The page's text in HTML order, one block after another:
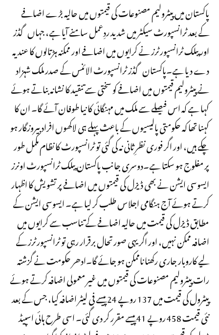
پاکستان میں پیٹرولیم مصنوعات کی قیمتوں میں حالیہ بڑے اضافے
کے بعد ٹرانسپورٹ سیکٹر میں شدید ردِعمل سامنے آیا ہے، جہاں گڈز
اور پبلک ٹرانسپورٹرز نے کرایوں میں اضافے اور ممکنہ ہڑتالوں کا عندیہ
دے دیا ہے۔پاکستان گڈز ٹرانسپورٹ الائنس کے صدر ملک شہزاد
نے پیٹرولیم قیمتوں میں اضافے کو سختی سے تنقید کا نشانہ بناتے ہوئے
کہا ہے کہ اس فیصلے سے ملک میں مہنگائی کا نیا طوفان آئے گا۔ ان کا
کہنا تھا کہ حکومتی پالیسیوں کے باعث پہلے ہی لاکھوں افراد بیروزگار ہو
چکے ہیں، اور اگر فوری نظرِ ثانی نہ کی گئی تو ٹرانسپورٹ کا نظام مکمل طور
پر مفلوج ہو سکتا ہے۔دوسری جانب پاکستان پبلک ٹرانسپورٹ اونرز
ایسوسی ایشن نے بھی ڈیزل کی قیمتوں میں اضافے پر تشویش کا اظہار
کرتے ہوئے آج ہنگامی اجلاس طلب کر لیا ہے۔ ایسوسی ایشن کے
مطابق ڈیزل کی قیمت میں حالیہ اضافے کے تناسب سے کرایوں میں
اضافہ ممکن نہیں، اور اگر یہی صورتحال برقرار رہی تو ٹرانسپورٹرز کے
لیے کاروبار جاری رکھنا ناممکن ہو جائے گا۔ادھر حکومت نے گزشتہ
رات پیٹرولیم مصنوعات کی قیمتوں میں غیر معمولی اضافہ کرتے ہوئے
پیٹرول کی قیمت میں 137 روپے 24 پیسے فی لیٹر اضافہ کیا، جس کے بعد
نئی قیمت 458 روپے 41 پیسے مقرر کر دی گئی۔ اسی طرح ہائی اسپیڈ